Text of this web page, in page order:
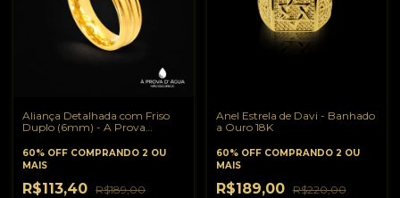
Aliança Detalhada com Friso
Duplo (6mm) - A Prova
60% OFF COMPRANDO 2 OU
MAIS
R$113,40 R$189,00
Anel Estrela de Davi - Banhado
a Ouro 18K
60% OFF COMPRANDO 2 OU
MAIS
R$189,00 R$220,00